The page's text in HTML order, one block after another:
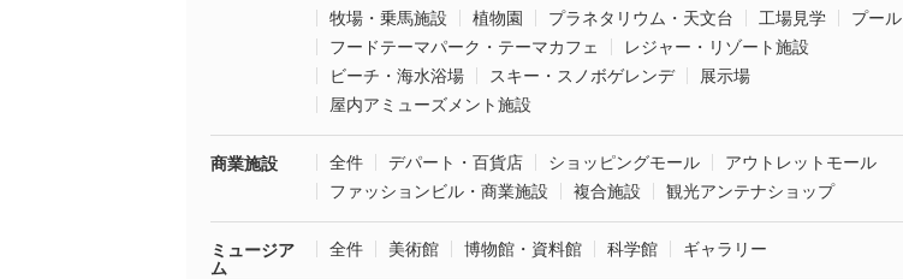
牧場・乗馬施設
植物園 プラネタリウム・天文台 工場見学
プール
フードテーマパーク・テーマカフェ
レジャー・リゾート施設
ビーチ・海水浴場
スキー・スノボゲレンデ
展示場
屋内アミューズメント施設
商業施設 全件 デパート・百貨店 ショッピングモール
アウトレットモール
ファッションビル・商業施設
複合施設 観光アンテナショップ
ミュージア
ム
全件 美術館 博物館・資料館 科学館 ギャラリー